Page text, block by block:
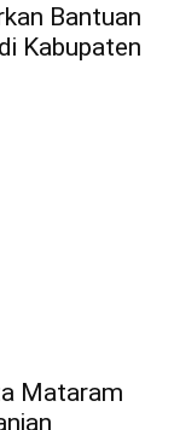
Bantuan
Kabupaten
Mataram